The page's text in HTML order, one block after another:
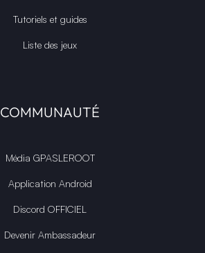
Tutoriels et guides
Liste des jeux
COMMUNAUTÉ
Média GPASLEROOT
Application Android
Discord OFFICIEL
Devenir Ambassadeur